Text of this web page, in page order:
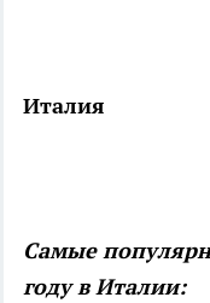
Италия
Самые
году в Италии: